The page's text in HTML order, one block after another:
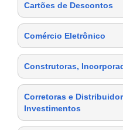
Cartões de Descontos
Comércio Eletrônico
Construtoras,
Corretoras e
Investimentos